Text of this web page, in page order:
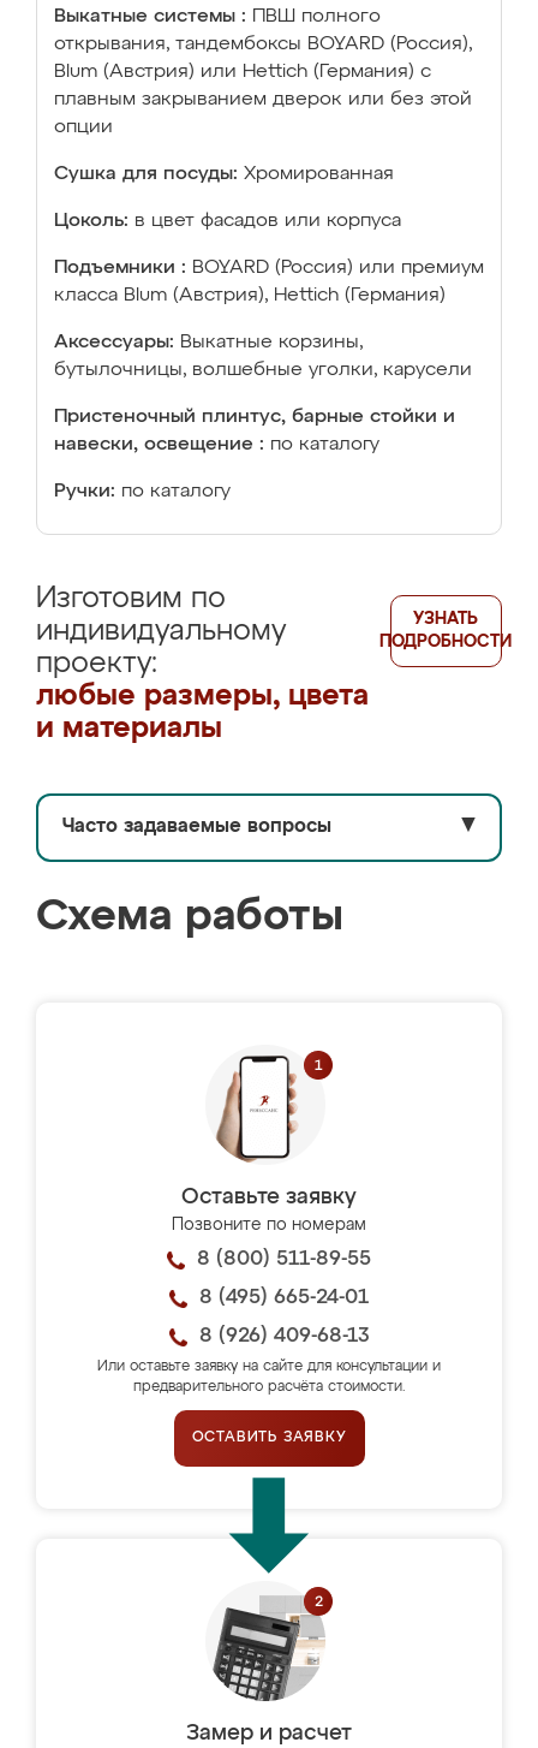
Выкатные системы :
ПВШ полного
открывания, тандембоксы BOYARD (Россия),
Blum (Австрия) или Hettich (Германия) с
плавным закрыванием дверок или без этой
опции
Сушка для посуды: Хромированная
Цоколь: в цвет фасадов или корпуса
Подъемники : BOYARD (Россия) или премиум
класса Blum (Австрия), Hettich (Германия)
Аксессуары: Выкатные корзины,
бутылочницы, волшебные уголки, карусели
Пристеночный плинтус, барные стойки и
навески, освещение : по каталогу
Ручки: по каталогу
Изготовим по
индивидуальному
проекту:
любые размеры, цвета
и материалы
УЗНАТЬ
ПОДРОБНОСТИ
Часто задаваемые вопросы ▼
Схема работы
Оставьте заявку
Позвоните по номерам
8 (800) 511-89-55
8 (495) 665-24-01
8 (926) 409-68-13
Или оставьте заявку на сайте для консультации и
предварительного расчёта стоимости.
ОСТАВИТЬ ЗАЯВКУ
Замер и расчет